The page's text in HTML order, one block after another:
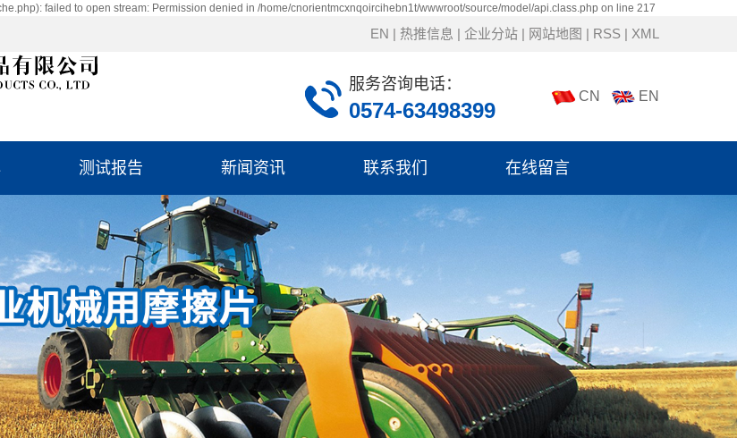
failed to open stream: Permission denied in /home/cnorientmcxnqoircihebn1t/wwwroot/source/model/api.class.php on line 217
EN | 热推信息 | 企业分站 | 网站地图 | RSS | XML
CN EN
服务咨询电话：
0574-63498399
测试报告 新闻资讯 联系我们 在线留言